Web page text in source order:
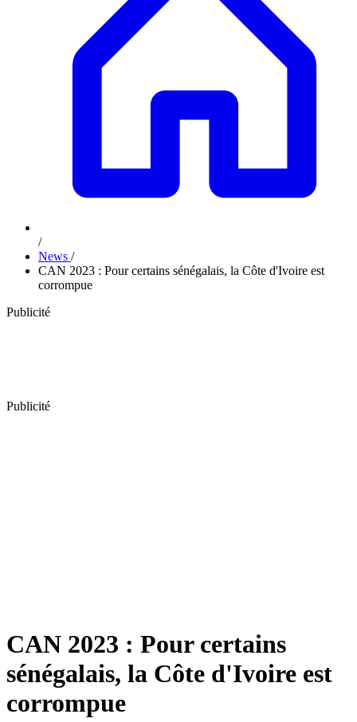
/
News /
CAN 2023 : Pour certains sénégalais, la Côte d'Ivoire est
corrompue
Publicité
Publicité
CAN 2023 : Pour certains
sénégalais, la Côte d'Ivoire est
corrompue